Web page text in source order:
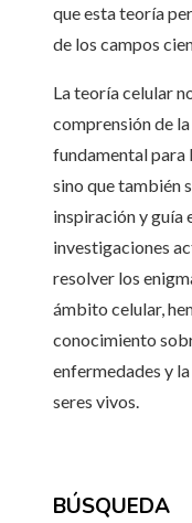
que esta teoría
de los campos
La teoría celular
comprensión de
fundamental para
sino que también
inspiración y guía
investigaciones
resolver los
ámbito celular,
conocimiento
enfermedades y
seres vivos.
BÚSQUEDA